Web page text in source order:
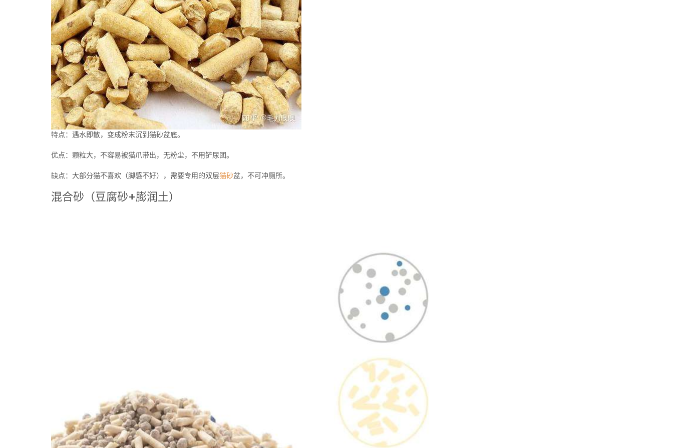
特点：遇水即散，变成粉末沉到猫砂盆底。
优点：颗粒大，不容易被猫爪带出，无粉尘，不用铲尿团。
缺点：大部分猫不喜欢（脚感不好），需要专用的双层猫砂盆，不可冲厕所。
混合砂（豆腐砂+膨润土）